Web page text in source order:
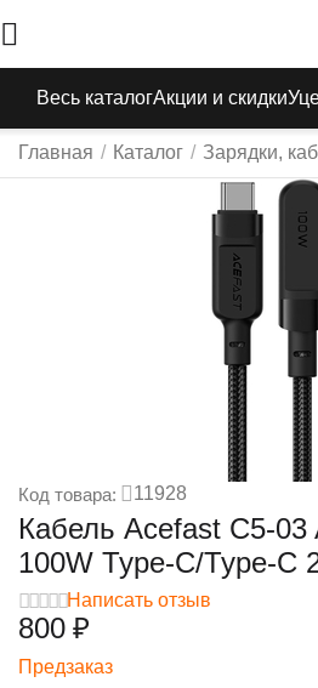
Весь каталогАкции и скидки
Главная / Каталог / Зарядки,
Код товара: 11928
Кабель Acefast C5-03
100W Type-C/Type-C
Написать отзыв
‍800‍ ₽
Предзаказ